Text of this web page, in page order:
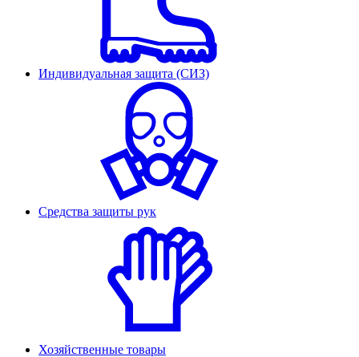
Индивидуальная защита (СИЗ)
Средства защиты рук
Хозяйственные товары